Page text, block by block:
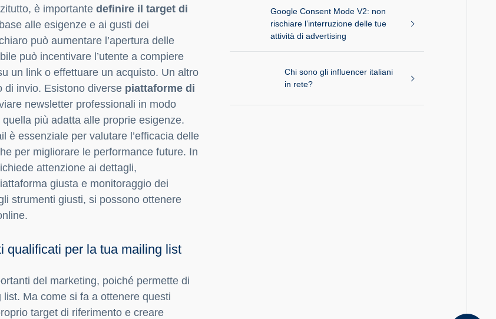
è importante definire il target di
alle esigenze e ai gusti dei
può aumentare l’apertura delle
può incentivare l’utente a compiere
un link o effettuare un acquisto. Un altro
di invio. Esistono diverse piattaforme di
newsletter professionali in modo
più adatta alle proprie esigenze.
è essenziale per valutare l’efficacia delle
per migliorare le performance future. In
attenzione ai dettagli,
giusta e monitoraggio dei
strumenti giusti, si possono ottenere
qualificati per la tua mailing list
del marketing, poiché permette di
Ma come si fa a ottenere questi
target di riferimento e creare
Google Consent Mode V2: non
rischiare l’interruzione delle tue
attività di advertising
Chi sono gli influencer italiani
in rete?